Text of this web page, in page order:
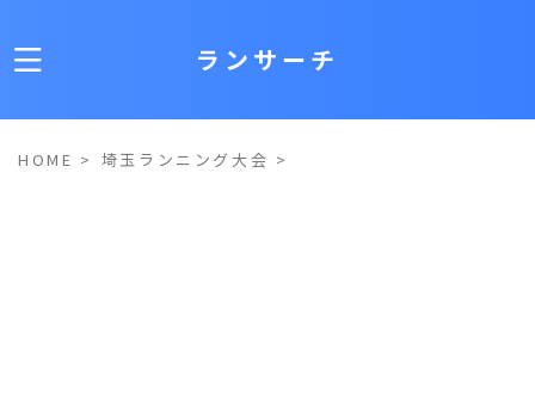
ランサーチ
HOME > 埼玉ランニング大会 >